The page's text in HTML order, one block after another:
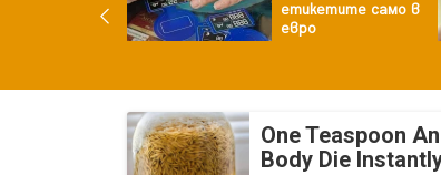
етикетите само в
евро
One Teaspoon
Body Die